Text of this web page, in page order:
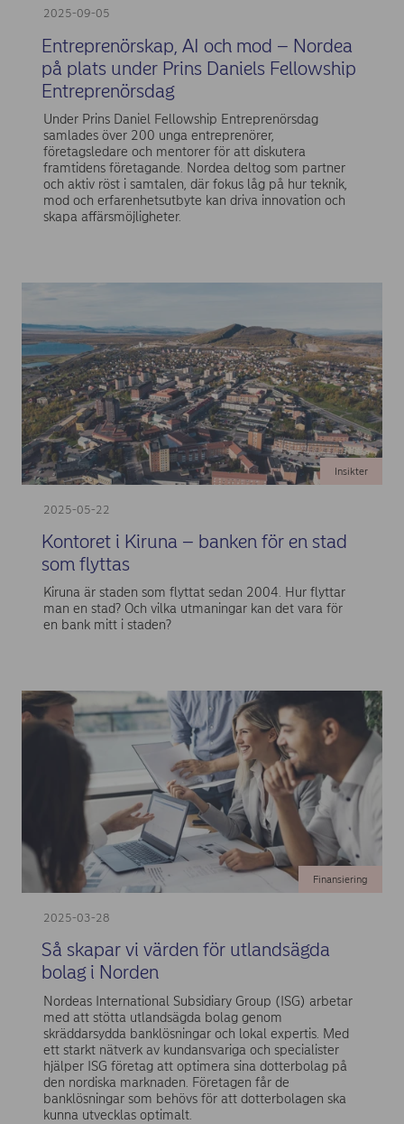
2025-09-05
Entreprenörskap, AI och mod – Nordea
på plats under Prins Daniels Fellowship
Entreprenörsdag
Under Prins Daniel Fellowship Entreprenörsdag
samlades över 200 unga entreprenörer,
företagsledare och mentorer för att diskutera
framtidens företagande. Nordea deltog som partner
och aktiv röst i samtalen, där fokus låg på hur teknik,
mod och erfarenhetsutbyte kan driva innovation och
skapa affärsmöjligheter.
2025-05-22
Insikter
Kontoret i Kiruna – banken för en stad
som flyttas
Kiruna är staden som flyttat sedan 2004. Hur flyttar
man en stad? Och vilka utmaningar kan det vara för
en bank mitt i staden?
2025-03-28
Finansiering
Så skapar vi värden för utlandsägda
bolag i Norden
Nordeas International Subsidiary Group (ISG) arbetar
med att stötta utlandsägda bolag genom
skräddarsydda banklösningar och lokal expertis. Med
ett starkt nätverk av kundansvariga och specialister
hjälper ISG företag att optimera sina dotterbolag på
den nordiska marknaden. Företagen får de
banklösningar som behövs för att dotterbolagen ska
kunna utvecklas optimalt.